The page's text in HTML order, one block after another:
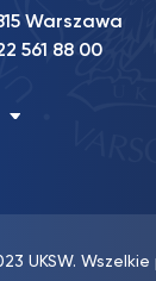
Warszawa
561 88 00
UKSW.